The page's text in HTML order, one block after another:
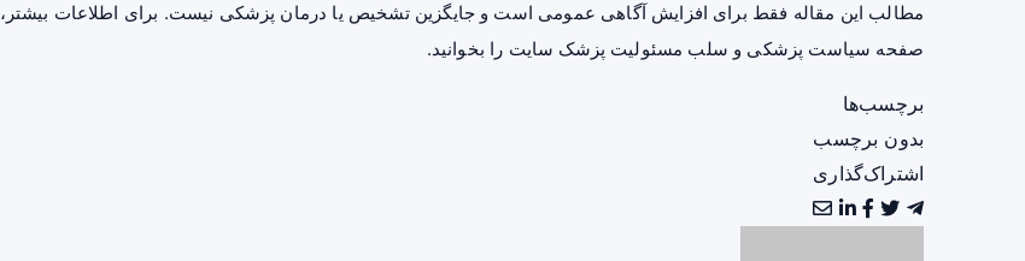
مطالب این مقاله فقط برای افزایش آگاهی عمومی است و جایگزین تشخیص یا درمان پزشکی نیست. برای اطلاعات بیشتر،
صفحه سیاست پزشکی و سلب مسئولیت پزشک سایت را بخوانید.
برچسب‌ها
بدون برچسب
اشتراک‌گذاری